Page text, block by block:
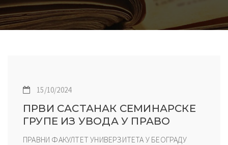
15/10/2024
ПРВИ САСТАНАК СЕМИНАРСКЕ
ГРУПЕ ИЗ УВОДА У ПРАВО
ПРАВНИ ФАКУЛТЕТ УНИВЕРЗИТЕТА У БЕОГРАДУ